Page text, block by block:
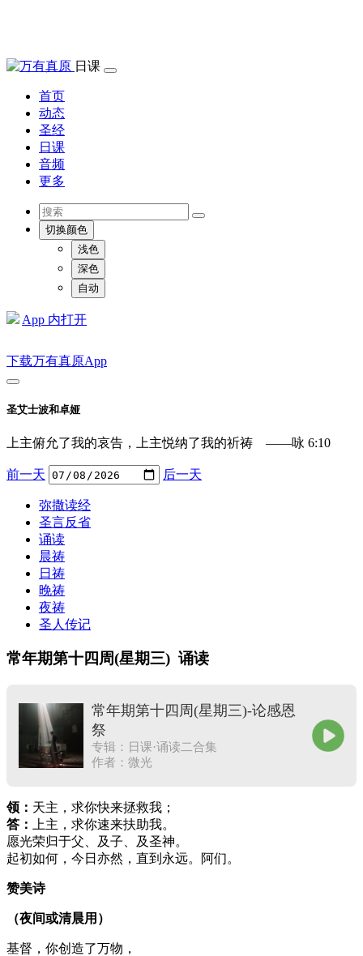
日课
首页
动态
圣经
日课
音频
更多
切换颜色
浅色
深色
自动
App 内打开
下载万有真原App
圣艾士波和卓娅
上主俯允了我的哀告，上主悦纳了我的祈祷 ——咏 6:10
前一天 后一天
弥撒读经
圣言反省
诵读
晨祷
日祷
晚祷
夜祷
圣人传记
常年期第十四周(星期三) 诵读
常年期第十四周(星期三)-论感恩
祭
专辑：日课·诵读二合集
作者：微光
领： 天主，求你快来拯救我；
答：
上主，求你速来扶助我。
愿光荣归于父、及子、及圣神。
起初如何，今日亦然，直到永远。阿们。
赞美诗
（夜间或清晨用）
基督，你创造了万物，